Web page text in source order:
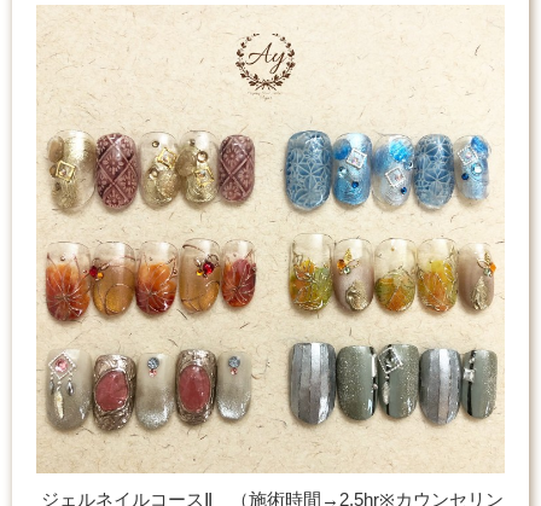
ジェルネイルコースⅡ （施術時間→2.5hr※カウンセリン